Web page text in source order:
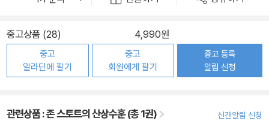
중고상품 (28) 4,990원
중고
알라딘에 팔기
중고
회원에게 팔기
중고 등록
알림 신청
관련상품 :존 스토트의 산상수훈 (총 1권) 신간알림 신청